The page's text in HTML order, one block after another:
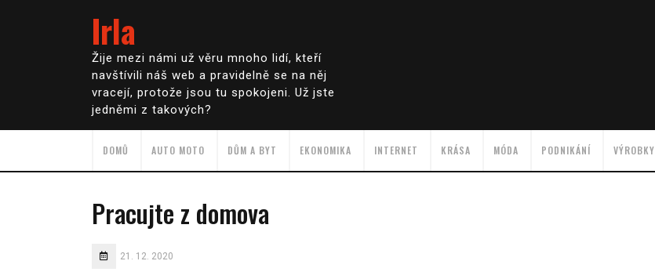
Irla
Žije mezi námi už věru mnoho lidí, kteří
navštívili náš web a pravidelně se na něj
vracejí, protože jsou tu spokojeni. Už jste
jedněmi z takových?
DOMŮ AUTO MOTO DŮM A BYT EKONOMIKA INTERNET KRÁSA MÓDA PODNIKÁNÍ VÝROBKY
Pracujte z domova
21. 12. 2020